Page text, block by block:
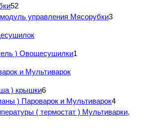
52
управления Мясорубки3
) Овощесушилки1
и Мультиварок
) крышки6
) Пароварок и Мультиварок4
( термостат ) Мультиварки,